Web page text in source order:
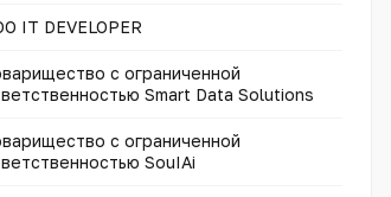
IT DEVELOPER
с ограниченной
Smart Data Solutions
с ограниченной
SouIAi